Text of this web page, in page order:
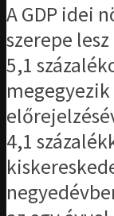
A GDP idei
szerepe
5,1
4,1